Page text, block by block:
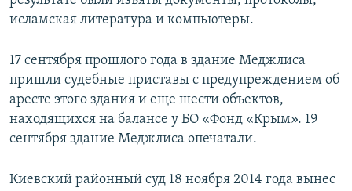
исламская литература и компьютеры.
17 сентября прошлого года в здание Меджлиса
пришли судебные приставы с предупреждением об
аресте этого здания и еще шести объектов,
находящихся на балансе у БО «Фонд «Крым». 19
сентября здание Меджлиса опечатали.
Киевский районный суд 18 ноября 2014 года вынес